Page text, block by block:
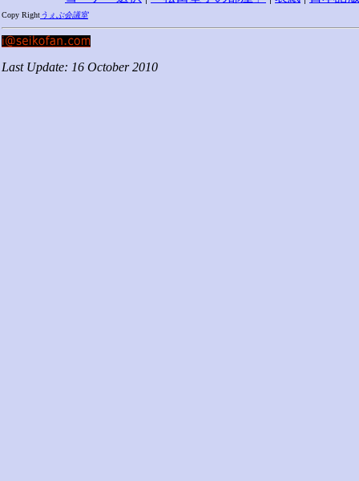
Copy Right うぇぶ会議室
Last Update: 16 October 2010